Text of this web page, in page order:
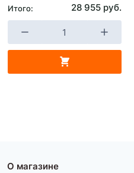
Итого: 28 955 руб.
О магазине